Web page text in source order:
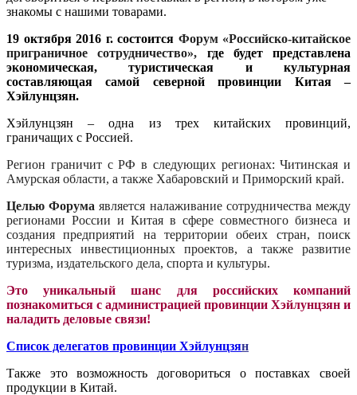
знакомы с нашими товарами.
19 октября 2016 г. состоится Форум «Российско-китайское
приграничное сотрудничество», где будет представлена
экономическая, туристическая и культурная
составляющая самой северной провинции Китая –
Хэйлунцзян.
Хэйлунцзян – одна из трех китайских провинций,
граничащих с Россией.
Регион граничит с РФ в следующих регионах: Читинская и
Амурская области, а также Хабаровский и Приморский край.
Целью Форума является налаживание сотрудничества между
регионами России и Китая в сфере совместного бизнеса и
создания предприятий на территории обеих стран, поиск
интересных инвестиционных проектов, а также развитие
туризма, издательского дела, спорта и культуры.
Это уникальный шанс для российских компаний
познакомиться с администрацией провинции Хэйлунцзян и
наладить деловые связи!
Список делегатов провинции Хэйлунцзян
Также это возможность договориться о поставках своей
продукции в Китай.